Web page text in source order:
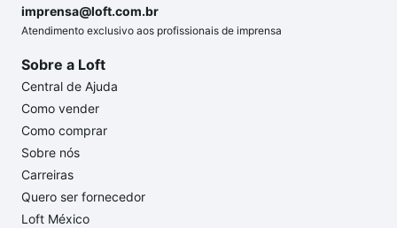
imprensa@loft.com.br
Atendimento exclusivo aos profissionais de imprensa
Sobre a Loft
Central de Ajuda
Como vender
Como comprar
Sobre nós
Carreiras
Quero ser fornecedor
Loft México